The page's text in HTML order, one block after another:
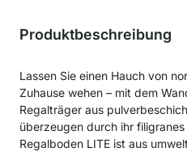
Produktbeschreibung
Lassen Sie einen Hauch von
Zuhause wehen – mit dem
Regalträger aus
überzeugen durch ihr
Regalboden LITE ist aus